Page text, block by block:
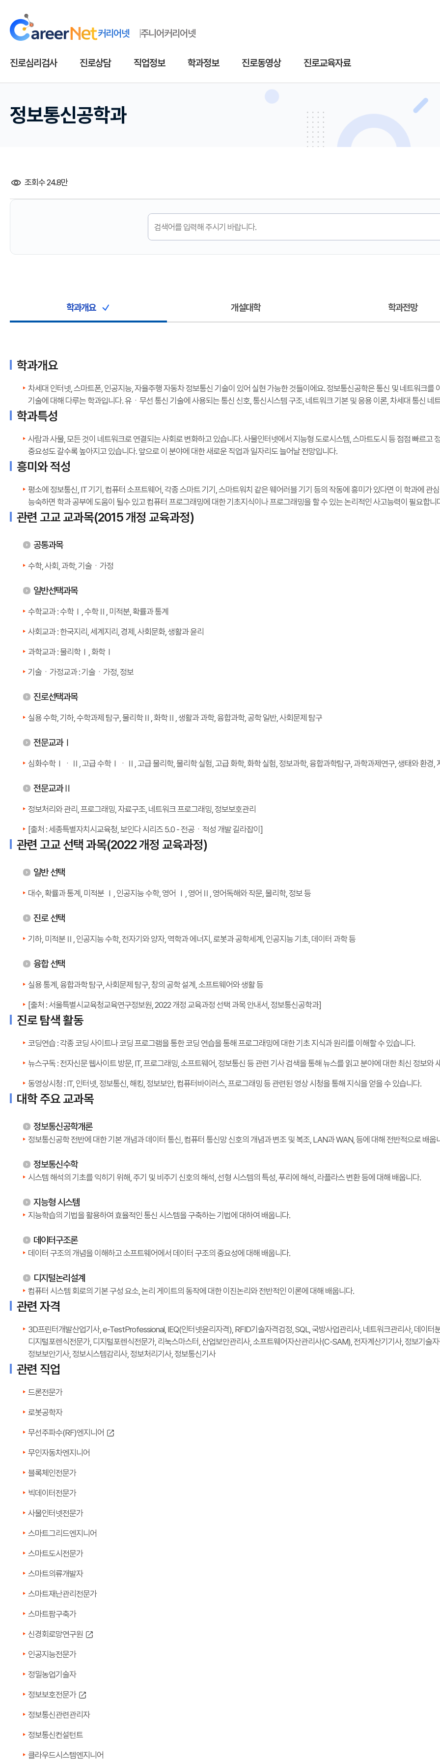
커리어넷 주니어커리어넷
진로심리검사 진로상담 직업정보 학과정보 진로동영상 진로교육자료
정보통신공학과
조회수 24.8만
학과개요 개설대학 학과전망
학과개요
차세대 인터넷, 스마트폰, 인공지능, 자율주행 자동차 정보통신 기술이 있어 실현 가능한 것들이에요. 정보통신공학은 통신 및 네트워크
기술에 대해 다루는 학과입니다. 유ㆍ무선 통신 기술에 사용되는 통신 신호, 통신시스템 구조, 네트워크 기본 및 응용 이론, 차세대 통신
학과특성
사람과 사물, 모든 것이 네트워크로 연결되는 사회로 변화하고 있습니다. 사물인터넷에서 지능형 도로시스템, 스마트도시 등 점점 빠르고
중요성도 갈수록 높아지고 있습니다. 앞으로 이 분야에 대한 새로운 직업과 일자리도 늘어날 전망입니다.
흥미와 적성
평소에 정보통신, IT 기기, 컴퓨터 소프트웨어, 각종 스마트 기기, 스마트워치 같은 웨어러블 기기 등의 작동에 흥미가 있다면 이 학과에 관
능숙하면 학과 공부에 도움이 될수 있고 컴퓨터 프로그래밍에 대한 기초지식이나 프로그래밍을 할 수 있는 논리적인 사고능력이 필요합니
관련 고교 교과목(2015 개정 교육과정)
공통과목
수학, 사회, 과학, 기술ㆍ가정
일반선택과목
수학교과 : 수학Ⅰ, 수학Ⅱ, 미적분, 확률과 통계
사회교과 : 한국지리, 세계지리, 경제, 사회문화, 생활과 윤리
과학교과 : 물리학Ⅰ, 화학Ⅰ
기술ㆍ가정교과 : 기술ㆍ가정, 정보
진로선택과목
실용 수학, 기하, 수학과제 탐구, 물리학Ⅱ, 화학Ⅱ, 생활과 과학, 융합과학, 공학 일반, 사회문제 탐구
전문교과Ⅰ
심화수학ⅠㆍⅡ, 고급 수학ⅠㆍⅡ, 고급 물리학, 물리학 실험, 고급 화학, 화학 실험, 정보과학, 융합과학탐구, 과학과제연구, 생태와 환경,
전문교과Ⅱ
정보처리와 관리, 프로그래밍, 자료구조, 네트워크 프로그래밍, 정보보호관리
[출처 : 세종특별자치시교육청, 보인다 시리즈 5.0 - 전공ㆍ적성 개발 길라잡이]
관련 고교 선택 과목(2022 개정 교육과정)
일반 선택
대수, 확률과 통계, 미적분 Ⅰ, 인공지능 수학, 영어 Ⅰ, 영어Ⅱ, 영어독해와 작문, 물리학, 정보 등
진로 선택
기하, 미적분Ⅱ, 인공지능 수학, 전자기와 양자, 역학과 에너지, 로봇과 공학세계, 인공지능 기초, 데이터 과학 등
융합 선택
실용 통계, 융합과학 탐구, 사회문제 탐구, 창의 공학 설계, 소프트웨어와 생활 등
[출처 : 서울특별시교육청교육연구정보원, 2022 개정 교육과정 선택 과목 안내서, 정보통신공학과]
진로 탐색 활동
코딩연습 : 각종 코딩 사이트나 코딩 프로그램을 통한 코딩 연습을 통해 프로그래밍에 대한 기초 지식과 원리를 이해할 수 있습니다.
뉴스구독 : 전자신문 웹사이트 방문, IT, 프로그래밍, 소프트웨어, 정보통신 등 관련 기사 검색을 통해 뉴스를 읽고 분야에 대한 최신 정보와
동영상시청 : IT, 인터넷, 정보통신, 해킹, 정보보안, 컴퓨터바이러스, 프로그래밍 등 관련된 영상 시청을 통해 지식을 얻을 수 있습니다.
대학 주요 교과목
정보통신공학개론
정보통신공학 전반에 대한 기본 개념과 데이터 통신, 컴퓨터 통신망 신호의 개념과 변조 및 복조, LAN과 WAN, 등에 대해 전반적으로 배웁
정보통신수학
시스템 해석의 기초를 익히기 위해, 주기 및 비주기 신호의 해석, 선형 시스템의 특성, 푸리에 해석, 라플라스 변환 등에 대해 배웁니다.
지능형 시스템
지능학습의 기법을 활용하여 효율적인 통신 시스템을 구축하는 기법에 대하여 배웁니다.
데이터구조론
데이터 구조의 개념을 이해하고 소프트웨어에서 데이터 구조의 중요성에 대해 배웁니다.
디지털논리설계
컴퓨터 시스템 회로의 기본 구성 요소, 논리 게이트의 동작에 대한 이진논리와 전반적인 이론에 대해 배웁니다.
관련 자격
3D프린터개발산업기사, e-TestProfessional, IEQ(인터넷윤리자격), RFID기술자격검정, SQL, 국방사업관리사, 네트워크관리사, 데이터
디지털포렌식전문가, 디지털포렌식전문가, 리눅스마스터, 산업보안관리사, 소프트웨어자산관리사(C-SAM), 전자계산기기사, 정보기술
정보보안기사, 정보시스템감리사, 정보처리기사, 정보통신기사
관련 직업
드론전문가
로봇공학자
무선주파수(RF)엔지니어
무인자동차엔지니어
블록체인전문가
빅데이터전문가
사물인터넷전문가
스마트그리드엔지니어
스마트도시전문가
스마트의류개발자
스마트재난관리전문가
스마트팜구축가
신경회로망연구원
인공지능전문가
정밀농업기술자
정보보호전문가
정보통신관련관리자
정보통신컨설턴트
클라우드시스템엔지니어